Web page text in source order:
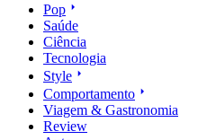
Pop
Saúde
Ciência
Tecnologia
Style
Comportamento
Viagem & Gastronomia
Review